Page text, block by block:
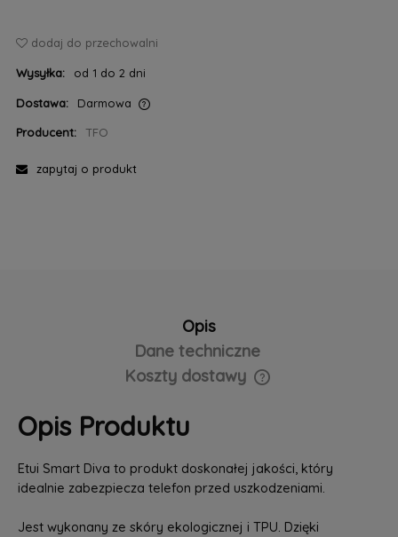
dodaj do przechowalni
Wysyłka: od 1 do 2 dni
Dostawa:
Darmowa
Producent:
TFO
zapytaj o produkt
Opis
Dane techniczne
Koszty dostawy
Cena nie zawiera ewentualnych kosztów płatności
Opis Produktu
Etui Smart Diva to produkt doskonałej jakości, który
idealnie zabezpiecza telefon przed uszkodzeniami.
Jest wykonany ze skóry ekologicznej i TPU. Dzięki